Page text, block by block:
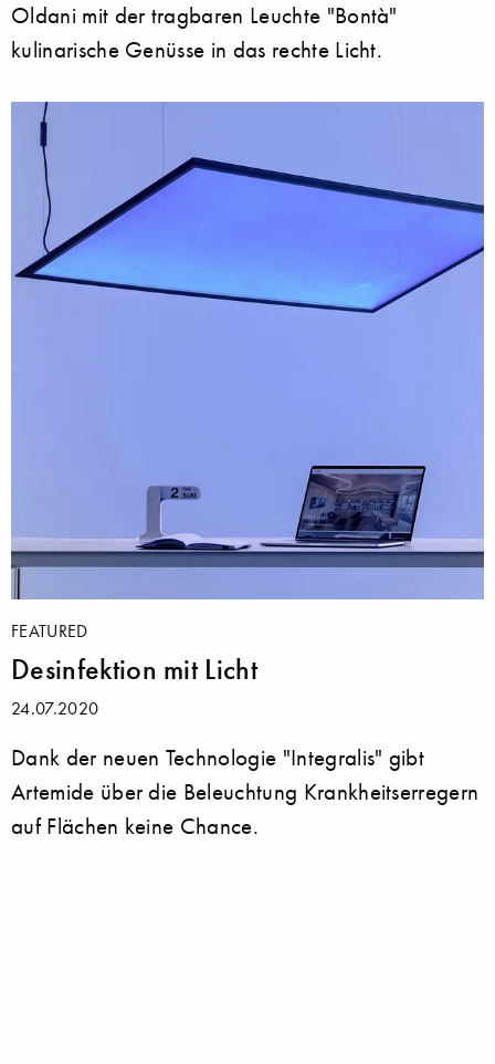
Oldani mit der tragbaren Leuchte "Bontà"
kulinarische Genüsse in das rechte Licht.
FEATURED
Desinfektion mit Licht
24.07.2020
Dank der neuen Technologie "Integralis" gibt
Artemide über die Beleuchtung Krankheitserregern
auf Flächen keine Chance.